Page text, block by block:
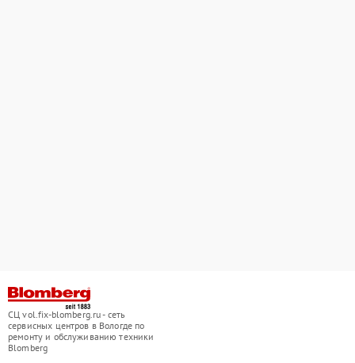
СЦ vol.fix-blomberg.ru - сеть
сервисных центров в Вологде по
ремонту и обслуживанию техники
Blomberg